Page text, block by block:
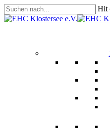
Skip
to
Hit
Close